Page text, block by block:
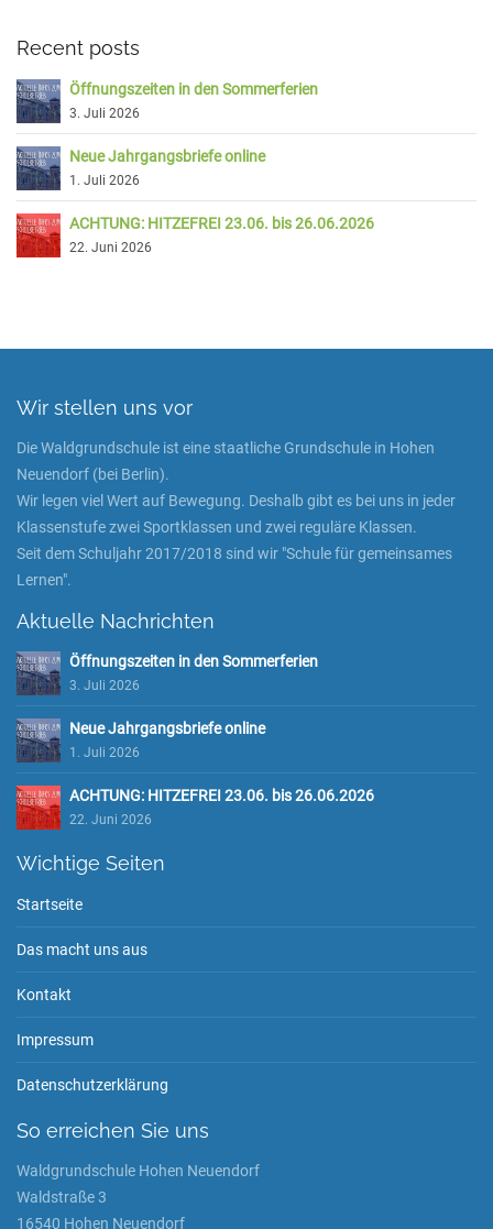
Recent posts
Öffnungszeiten in den Sommerferien
3. Juli 2026
Neue Jahrgangsbriefe online
1. Juli 2026
ACHTUNG: HITZEFREI 23.06. bis 26.06.2026
22. Juni 2026
Wir stellen uns vor
Die Waldgrundschule ist eine staatliche Grundschule in Hohen
Neuendorf (bei Berlin).
Wir legen viel Wert auf Bewegung. Deshalb gibt es bei uns in jeder
Klassenstufe zwei Sportklassen und zwei reguläre Klassen.
Seit dem Schuljahr 2017/2018 sind wir "Schule für gemeinsames
Lernen".
Aktuelle Nachrichten
Öffnungszeiten in den Sommerferien
3. Juli 2026
Neue Jahrgangsbriefe online
1. Juli 2026
ACHTUNG: HITZEFREI 23.06. bis 26.06.2026
22. Juni 2026
Wichtige Seiten
Startseite
Das macht uns aus
Kontakt
Impressum
Datenschutzerklärung
So erreichen Sie uns
Waldgrundschule Hohen Neuendorf
Waldstraße 3
16540 Hohen Neuendorf